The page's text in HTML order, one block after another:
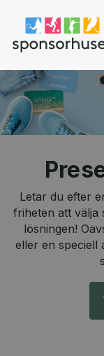
Letar du efter
friheten att välja
lösningen!
eller en speciell